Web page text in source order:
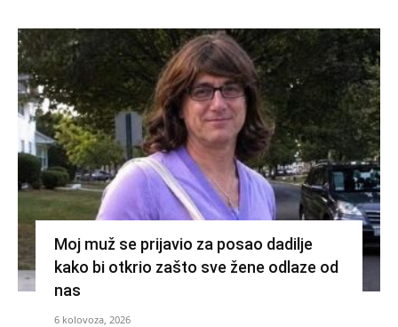
Moj muž se prijavio za posao dadilje
kako bi otkrio zašto sve žene odlaze od
nas
6 kolovoza, 2026